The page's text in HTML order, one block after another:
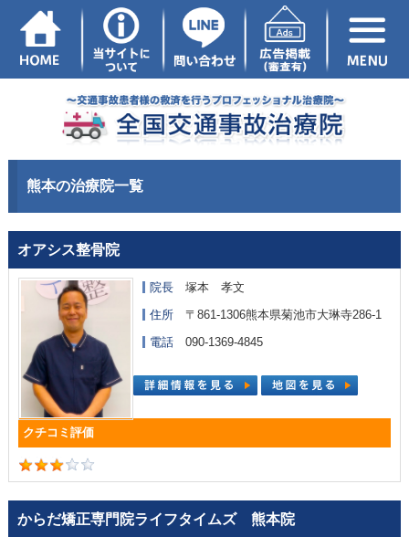
熊本の治療院一覧
オアシス整骨院
院長塚本 孝文
住所〒861-1306熊本県菊池市大琳寺286-1
電話090-1369-4845
からだ矯正専門院ライフタイムズ 熊本院